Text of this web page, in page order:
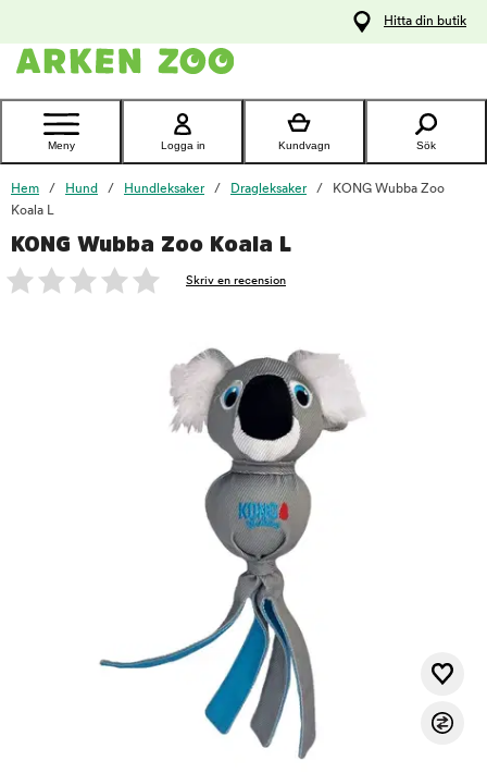
Kontakta
Hitta din butik
Meny Logga in Kundvagn Sök
Hem Hund Hundleksaker Dragleksaker
KONG Wubba Zoo
Koala L
KONG Wubba Zoo Koala L
Skriv en recension
foo